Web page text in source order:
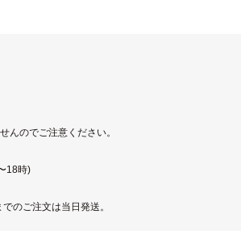
んのでご注意ください。
18時)
のご注文は当日発送。